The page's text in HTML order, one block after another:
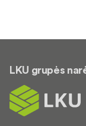
LKU grupės